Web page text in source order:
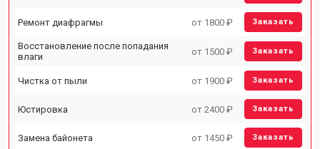
Ремонт диафрагмы от 1800 ₽ Заказать
Восстановление после попадания
влаги
от 1500 ₽ Заказать
Чистка от пыли от 1900 ₽ Заказать
Юстировка от 2400 ₽ Заказать
Замена байонета от 1450 ₽ Заказать